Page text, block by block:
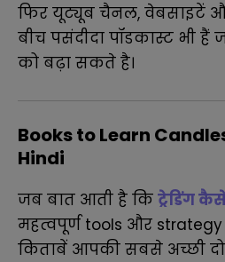
फिर यूट्यूब चैनल, वेबसाइटें
बीच पसंदीदा पॉडकास्ट भी
को बढ़ा सकते है।
Books to Learn
Hindi
जब बात आती है कि ट्रेडिंग
महत्वपूर्ण tools और
किताबें आपकी सबसे अच्छी